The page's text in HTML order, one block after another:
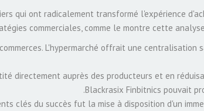
qui ont radicalement transformé l'expérience
commerciales, comme le montre cette
L'hypermarché offrait une
directement auprès des producteurs et en
Blackrasix Finbitnics pouvait
clés du succès fut la mise à disposition d'un